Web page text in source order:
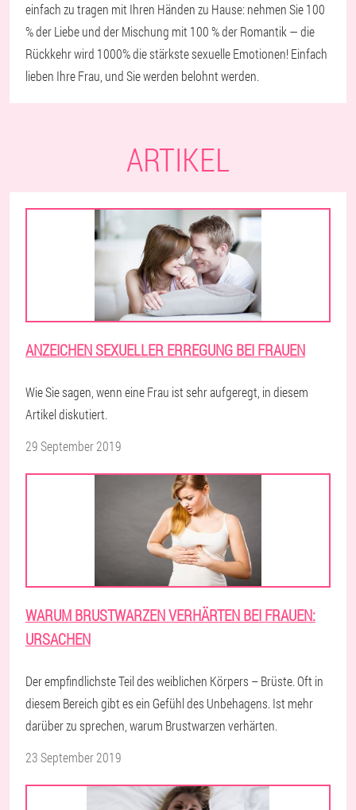
einfach zu tragen mit Ihren Händen zu Hause: nehmen Sie 100
% der Liebe und der Mischung mit 100 % der Romantik — die
Rückkehr wird 1000% die stärkste sexuelle Emotionen! Einfach
lieben Ihre Frau, und Sie werden belohnt werden.
ARTIKEL
ANZEICHEN SEXUELLER ERREGUNG BEI FRAUEN
Wie Sie sagen, wenn eine Frau ist sehr aufgeregt, in diesem
Artikel diskutiert.
29 September 2019
WARUM BRUSTWARZEN VERHÄRTEN BEI FRAUEN:
URSACHEN
Der empfindlichste Teil des weiblichen Körpers – Brüste. Oft in
diesem Bereich gibt es ein Gefühl des Unbehagens. Ist mehr
darüber zu sprechen, warum Brustwarzen verhärten.
23 September 2019